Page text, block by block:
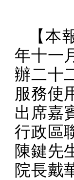
【本
年十一
辦二十
服務使
出席嘉
行政區
陳鍵先
院長戴